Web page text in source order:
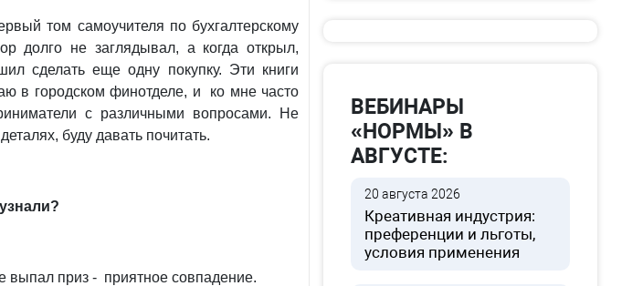
том самоучителя по бухгалтерскому
долго не заглядывал, а когда открыл,
сделать еще одну покупку. Эти книги
в городском финотделе, и ко мне часто
с различными вопросами. Не
буду давать почитать.
выпал приз - приятное совпадение.
ВЕБИНАРЫ
«НОРМЫ» В
АВГУСТЕ:
20 августа 2026
Креативная индустрия:
преференции и льготы,
условия применения